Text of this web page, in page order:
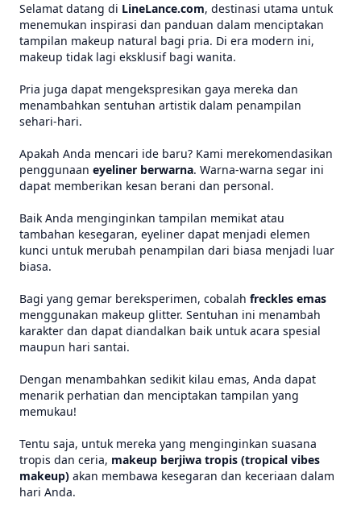
Selamat datang di LineLance.com, destinasi utama untuk
menemukan inspirasi dan panduan dalam menciptakan
tampilan makeup natural bagi pria. Di era modern ini,
makeup tidak lagi eksklusif bagi wanita.
Pria juga dapat mengekspresikan gaya mereka dan
menambahkan sentuhan artistik dalam penampilan
sehari-hari.
Apakah Anda mencari ide baru? Kami merekomendasikan
penggunaan eyeliner berwarna. Warna-warna segar ini
dapat memberikan kesan berani dan personal.
Baik Anda menginginkan tampilan memikat atau
tambahan kesegaran, eyeliner dapat menjadi elemen
kunci untuk merubah penampilan dari biasa menjadi luar
biasa.
Bagi yang gemar bereksperimen, cobalah freckles emas
menggunakan makeup glitter. Sentuhan ini menambah
karakter dan dapat diandalkan baik untuk acara spesial
maupun hari santai.
Dengan menambahkan sedikit kilau emas, Anda dapat
menarik perhatian dan menciptakan tampilan yang
memukau!
Tentu saja, untuk mereka yang menginginkan suasana
tropis dan ceria, makeup berjiwa tropis (tropical vibes
makeup) akan membawa kesegaran dan keceriaan dalam
hari Anda.